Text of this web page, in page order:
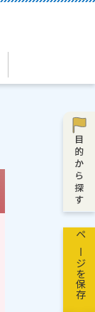
ページを保存